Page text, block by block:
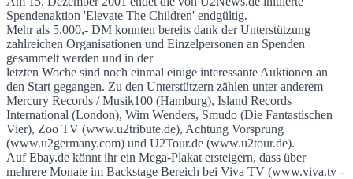
'Elevate The Children' Spendenaktion
Spendenaktion 'Elevate The Children' endgültig.
Mehr als 5.000,- DM konnten bereits dank der Unterstützung
zahlreichen Organisationen und Einzelpersonen an Spenden
gesammelt werden und in der
letzten Woche sind noch einmal einige interessante Auktionen an
den Start gegangen. Zu den Unterstützern zählen unter anderem
Mercury Records / Musik100 (Hamburg), Island Records
International (London), Wim Wenders, Smudo (Die Fantastischen
Vier), Zoo TV (www.u2tribute.de), Achtung Vorsprung
(www.u2germany.com) und U2Tour.de (www.u2tour.de).
Auf Ebay.de könnt ihr ein Mega-Plakat ersteigern, dass über
mehrere Monate im Backstage Bereich bei Viva TV (www.viva.tv -